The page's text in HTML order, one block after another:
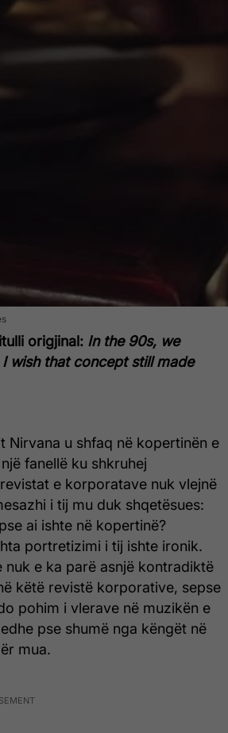
origjinal: In the 90s, we
I wish that concept still made
Nirvana u shfaq në kopertinën e
fanellë ku shkruhej
e korporatave nuk vlejnë
i tij mu duk shqetësues:
ai ishte në kopertinë?
portretizimi i tij ishte ironik.
nuk e ka parë asnjë kontradiktë
këtë revistë korporative, sepse
pohim i vlerave në muzikën e
pse shumë nga këngët në
mua.